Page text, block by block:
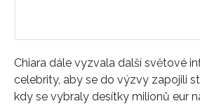
Chiara dále vyzvala další světové
celebrity, aby se do výzvy zapojili
kdy se vybraly desítky milionů eur